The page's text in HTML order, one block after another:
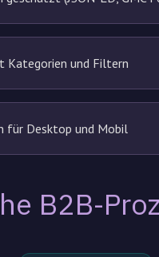
Kategorien und Filtern
für Desktop und Mobil
B2B-